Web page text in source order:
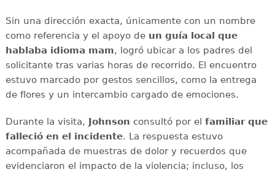
Sin una dirección exacta, únicamente con un nombre
como referencia y el apoyo de un guía local que
hablaba idioma mam, logró ubicar a los padres del
solicitante tras varias horas de recorrido. El encuentro
estuvo marcado por gestos sencillos, como la entrega
de flores y un intercambio cargado de emociones.
Durante la visita, Johnson consultó por el familiar que
falleció en el incidente. La respuesta estuvo
acompañada de muestras de dolor y recuerdos que
evidenciaron el impacto de la violencia; incluso, los